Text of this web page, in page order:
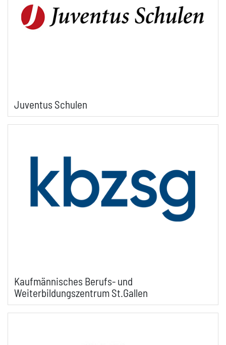
Juventus Schulen
Kaufmännisches Berufs- und
Weiterbildungszentrum St.Gallen